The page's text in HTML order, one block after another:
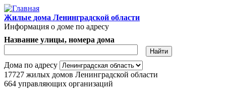
Перейти к основному содержанию
Жилые дома Ленинградской области
Информация о доме по адресу
Название улицы, номера дома
Дома по адресу
17727 жилых домов Ленинградской области
664 управляющих организаций